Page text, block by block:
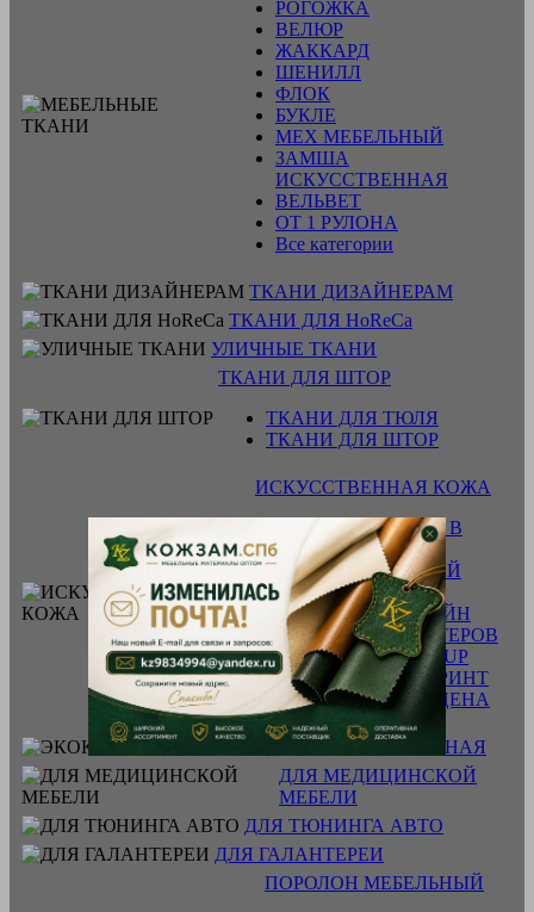
РОГОЖКА
ВЕЛЮР
ЖАККАРД
ШЕНИЛЛ
ФЛОК
БУКЛЕ
МЕХ МЕБЕЛЬНЫЙ
ЗАМША
ИСКУССТВЕННАЯ
ВЕЛЬВЕТ
ОТ 1 РУЛОНА
Все категории
ТКАНИ ДИЗАЙНЕРАМ
ТКАНИ ДЛЯ HoReCa
УЛИЧНЫЕ ТКАНИ
ТКАНИ ДЛЯ ШТОР
ТКАНИ ДЛЯ ТЮЛЯ
ТКАНИ ДЛЯ ШТОР
ИСКУССТВЕННАЯ КОЖА
ПРОИЗВЕДЕНО В
РОССИИ
КЛАССИЧЕСКИЙ
ДИЗАЙН
FASHION ДИЗАЙН
ДЛЯ ЯХТ И КАТЕРОВ
ЭФФЕКТ PULL-UP
ЖИВОТНЫЙ ПРИНТ
ЭКОНОМНАЯ ЦЕНА
ЭКОКОЖА МЕБЕЛЬНАЯ
ДЛЯ МЕДИЦИНСКОЙ
МЕБЕЛИ
ДЛЯ ТЮНИНГА АВТО
ДЛЯ ГАЛАНТЕРЕИ
ПОРОЛОН МЕБЕЛЬНЫЙ